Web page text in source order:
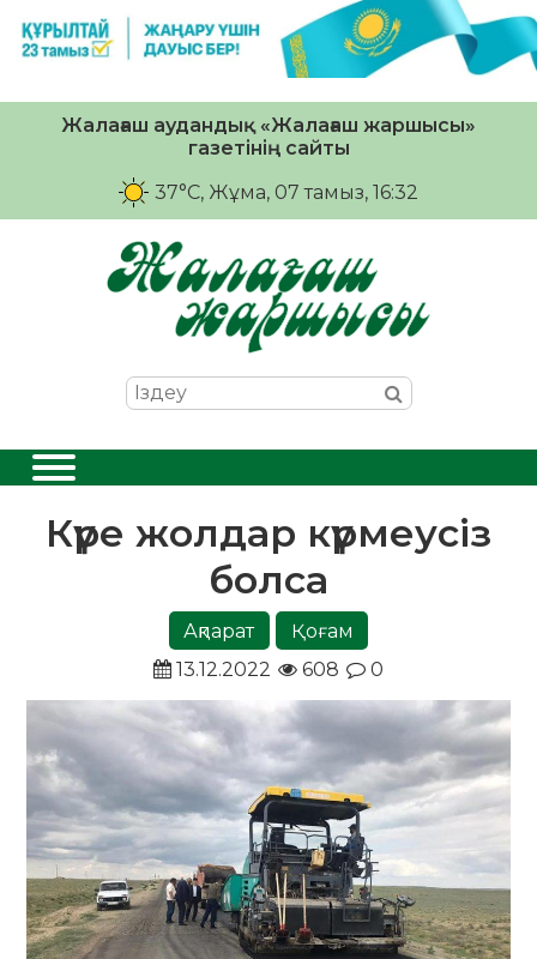
Жалағаш аудандық «Жалағаш жаршысы»
газетінің сайты
37°C, Жұма, 07 тамыз, 16:32
Күре жолдар күрмеусіз
болса
Ақпарат
Қоғам
13.12.2022
608 0